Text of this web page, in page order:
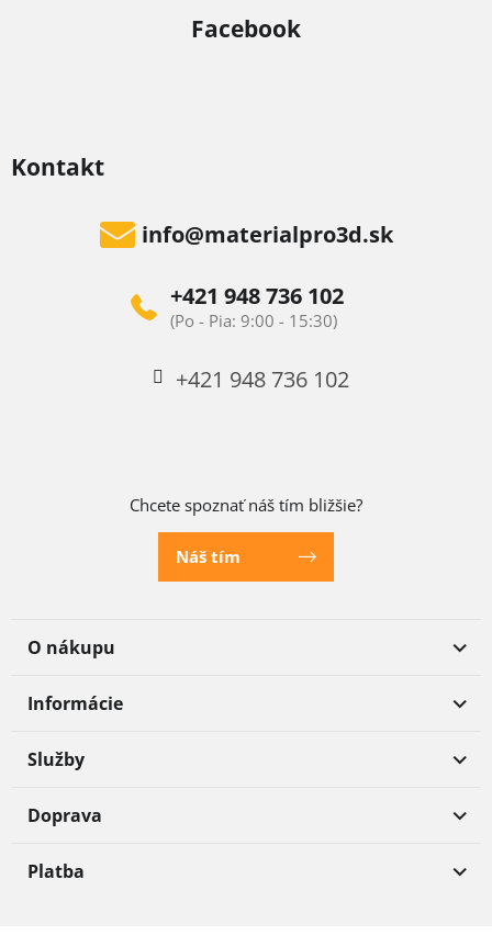
Kontakt
info@materialpro3d.sk
+421 948 736 102
+421 948 736 102
Chcete spoznať náš tím bližšie?
Náš tím
O nákupu
Informácie
Služby
Facebook
Doprava
Platba